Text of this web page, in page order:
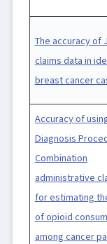
The accuracy of
claims data in
breast cancer
Accuracy of
Diagnosis
Combination
administrative
for estimating
of opioid
among cancer